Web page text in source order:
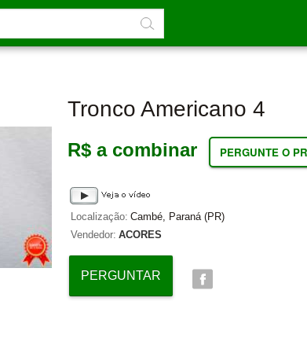
Tronco Americano 4
R$ a combinar PERGUNTE O
Localização: Cambé, Paraná (PR)
Vendedor: ACORES
PERGUNTAR